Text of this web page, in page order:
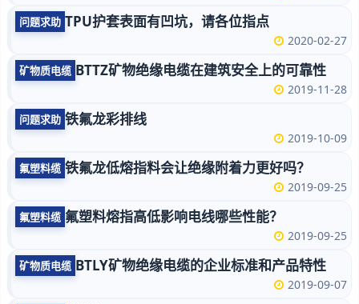
问题求助 TPU护套表面有凹坑，请各位指点
2020-02-27
矿物质电缆 BTTZ矿物绝缘电缆在建筑安全上的可靠性
2019-11-28
问题求助 铁氟龙彩排线
2019-10-09
氟塑料缆 铁氟龙低熔指料会让绝缘附着力更好吗？
2019-09-25
氟塑料缆 氟塑料熔指高低影响电线哪些性能？
2019-09-25
矿物质电缆 BTLY矿物绝缘电缆的企业标准和产品特性
2019-09-07